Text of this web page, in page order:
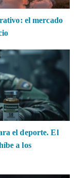
el mercado
el deporte. El
a los